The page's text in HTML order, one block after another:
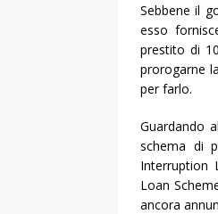
Sebbene il
esso
prestito di
prorogarne
per farlo.
Guardando
schema di
Interruption
Loan
ancora